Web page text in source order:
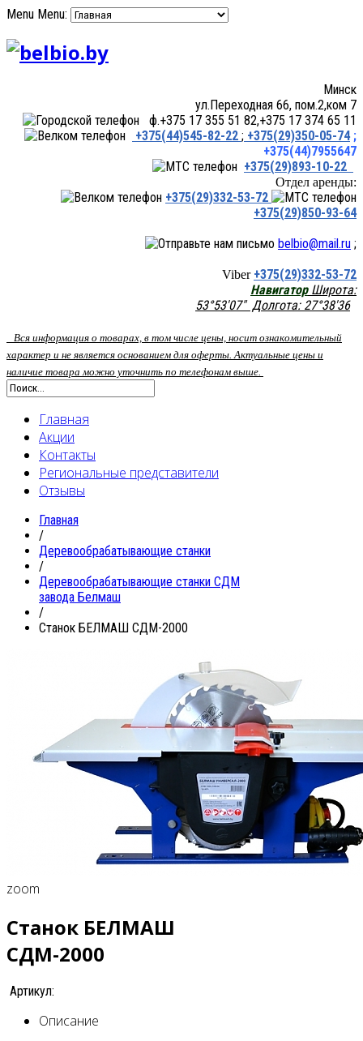
Menu Menu:
Минск
ул.Переходная 66, пом.2,ком 7
ф.+375 17 355 51 82,+375 17 374 65 11
+375(44)545-82-22 ; +375(29)350-05-74 ;
+375(44)7955647
+375(29)893-10-22
Отдел аренды:
+375(29)332-53-72
+375(29)850-93-64
belbio@mail.ru ;
Viber +375(29)332-53-72
НавигаторШирота:
53°53'07" Долгота: 27°38'36
Вся информация о товарах, в том числе цены, носит ознакомительный
характер и не является основанием для оферты. Актуальные цены и
наличие товара можно уточнить по телефонам выше.
Главная
Акции
Контакты
Региональные представители
Отзывы
Главная
/
Деревообрабатывающие станки
/
Деревообрабатывающие станки СДМ
завода Белмаш
/
Станок БЕЛМАШ СДМ-2000
zoom
Станок БЕЛМАШ
СДМ-2000
Артикул:
Описание